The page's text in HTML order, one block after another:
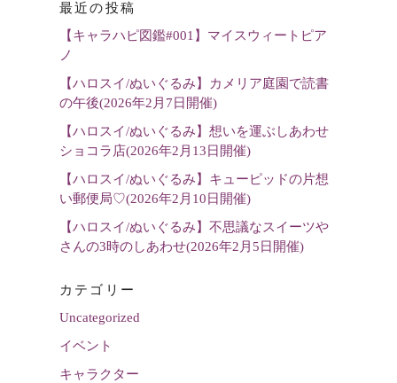
を
選
最近の投稿
【キャラハピ図鑑#001】マイスウィートピア
ノ
【ハロスイ/ぬいぐるみ】カメリア庭園で読書
の午後(2026年2月7日開催)
【ハロスイ/ぬいぐるみ】想いを運ぶしあわせ
ショコラ店(2026年2月13日開催)
【ハロスイ/ぬいぐるみ】キューピッドの片想
い郵便局♡(2026年2月10日開催)
【ハロスイ/ぬいぐるみ】不思議なスイーツや
さんの3時のしあわせ(2026年2月5日開催)
カテゴリー
Uncategorized
イベント
キャラクター